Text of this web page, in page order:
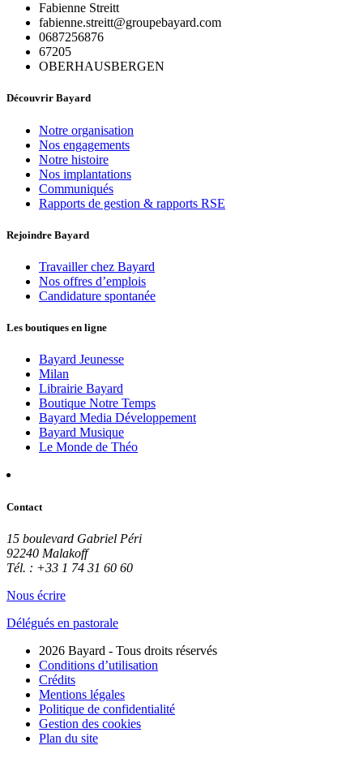
Fabienne Streitt
fabienne.streitt@groupebayard.com
0687256876
67205
OBERHAUSBERGEN
Découvrir Bayard
Notre organisation
Nos engagements
Notre histoire
Nos implantations
Communiqués
Rapports de gestion & rapports RSE
Rejoindre Bayard
Travailler chez Bayard
Nos offres d’emplois
Candidature spontanée
Les boutiques en ligne
Bayard Jeunesse
Milan
Librairie Bayard
Boutique Notre Temps
Bayard Media Développement
Bayard Musique
Le Monde de Théo
Contact
15 boulevard Gabriel Péri
92240 Malakoff
Tél. : +33 1 74 31 60 60
Nous écrire
Délégués en pastorale
2026 Bayard - Tous droits réservés
Conditions d’utilisation
Crédits
Mentions légales
Politique de confidentialité
Gestion des cookies
Plan du site